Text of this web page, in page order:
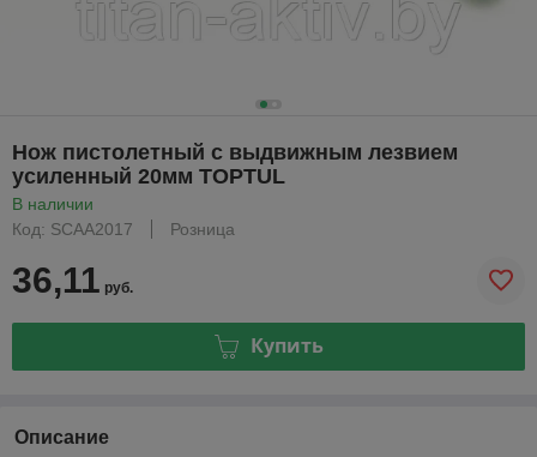
Нож пистолетный с выдвижным лезвием
усиленный 20мм TOPTUL
В наличии
Код: SCAA2017
Розница
36,11 руб.
Купить
Описание